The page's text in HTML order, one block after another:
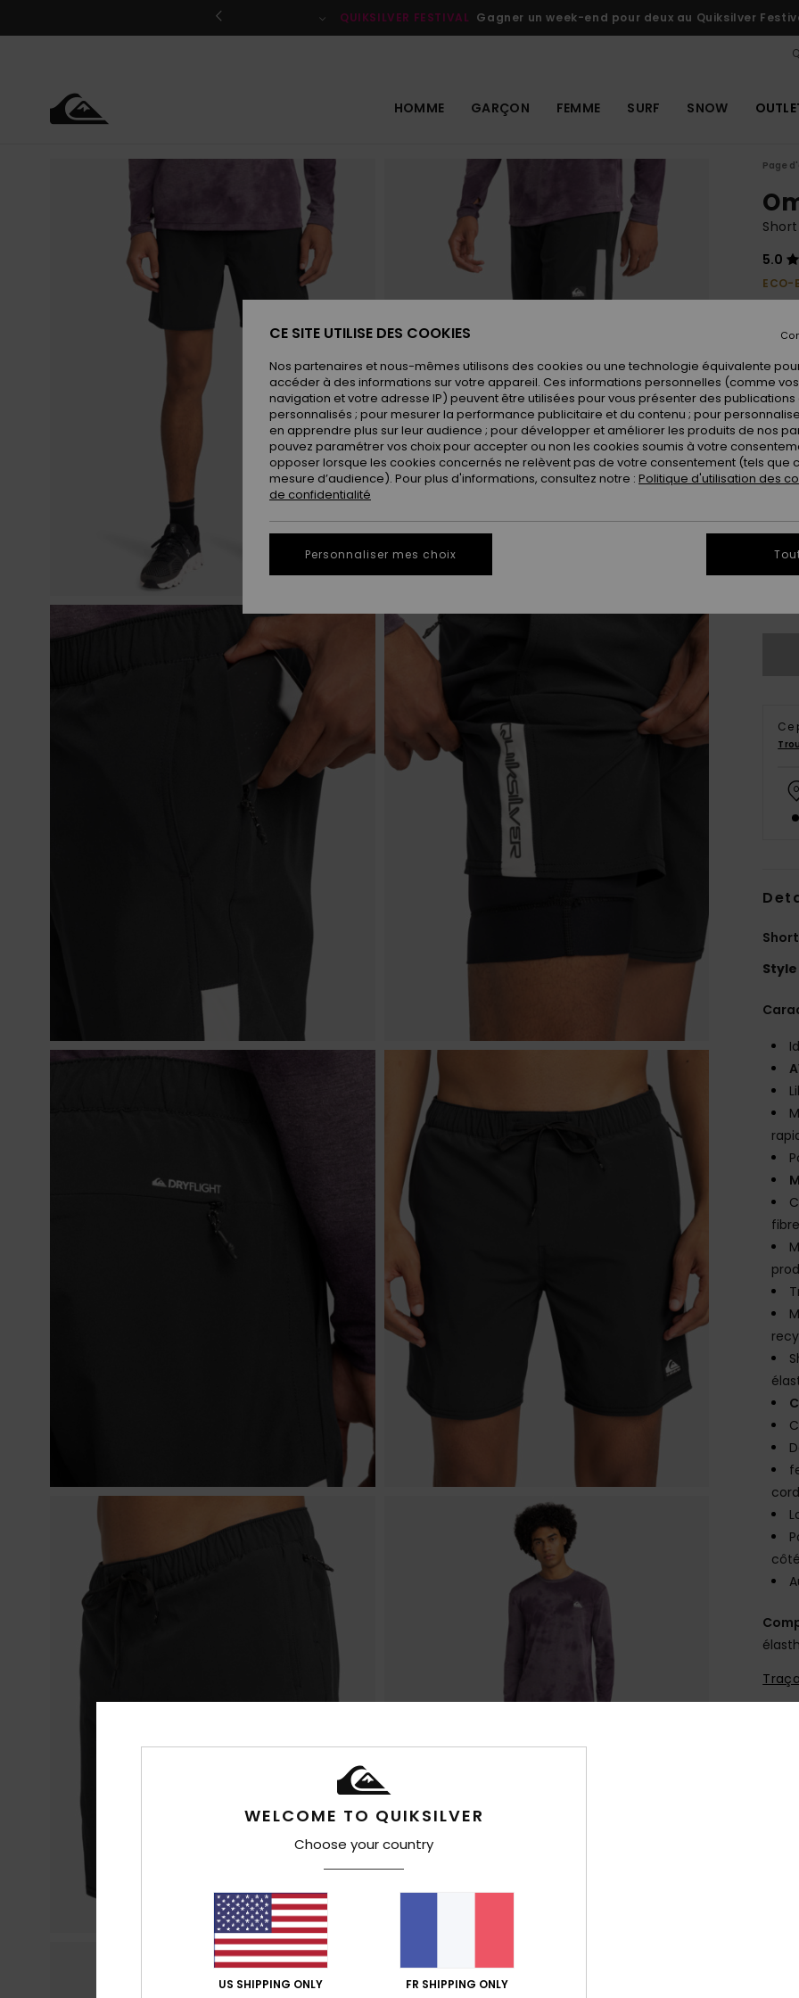
le
QUIKSILVER FESTIVAL Gagner un week-end pour deux au Quiksilver
HOMME GARÇON FEMME SURF SNOW
Page
5.0
ECO-
XS
Ce
Style
WELCOME TO QUIKSILVER
Choose your country
US SHIPPING ONLY FR SHIPPING ONLY
CE SITE UTILISE DES COOKIES
Nos partenaires et nous-mêmes utilisons des cookies ou une technologie équivalente
accéder à des informations sur votre appareil. Ces informations personnelles (comme
navigation et votre adresse IP) peuvent être utilisées pour vous présenter des publications
personnalisés ; pour mesurer la performance publicitaire et du contenu ; pour
en apprendre plus sur leur audience ; pour développer et améliorer les produits de nos
pouvez paramétrer vos choix pour accepter ou non les cookies soumis à votre
opposer lorsque les cookies concernés ne relèvent pas de votre consentement (tels que
mesure d’audience). Pour plus d'informations, consultez notre : Politique d'utilisation des
de confidentialité
Personnaliser mes choix